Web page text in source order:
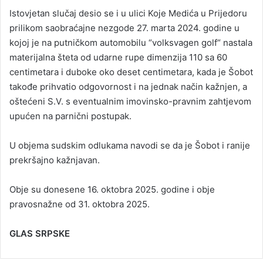
Istovjetan slučaj desio se i u ulici Koje Medića u Prijedoru
prilikom saobraćajne nezgode 27. marta 2024. godine u
kojoj je na putničkom automobilu “volksvagen golf“ nastala
materijalna šteta od udarne rupe dimenzija 110 sa 60
centimetara i duboke oko deset centimetara, kada je Šobot
takođe prihvatio odgovornost i na jednak način kažnjen, a
oštećeni S.V. s eventualnim imovinsko-pravnim zahtjevom
upućen na parnični postupak.
U objema sudskim odlukama navodi se da je Šobot i ranije
prekršajno kažnjavan.
Obje su donesene 16. oktobra 2025. godine i obje
pravosnažne od 31. oktobra 2025.
GLAS SRPSKE